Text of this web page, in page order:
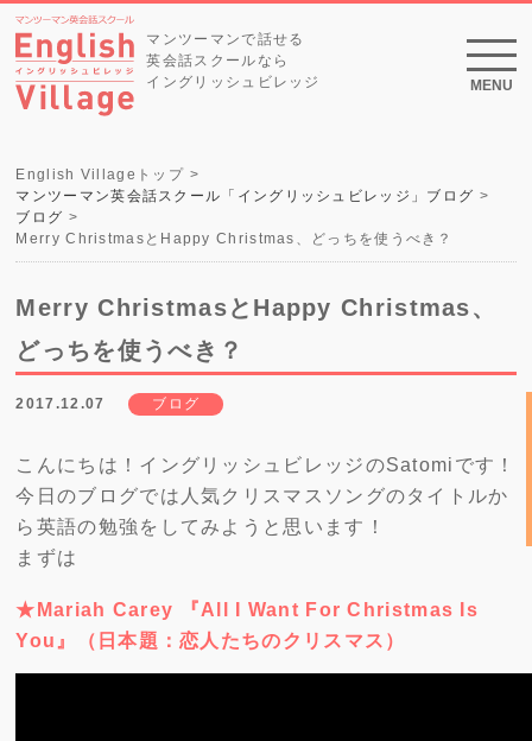
マンツーマンで話せる
英会話スクールなら
イングリッシュビレッジ
MENU
English Villageトップ
マンツーマン英会話スクール「イングリッシュビレッジ」ブログ
ブログ
Merry ChristmasとHappy Christmas、どっちを使うべき？
Merry ChristmasとHappy Christmas、
どっちを使うべき？
2017.12.07 ブログ
こんにちは！イングリッシュビレッジのSatomiです！
今日のブログでは人気クリスマスソングのタイトルか
ら英語の勉強をしてみようと思います！
まずは
★Mariah Carey 『All I Want For Christmas Is
You』（日本題：恋人たちのクリスマス）